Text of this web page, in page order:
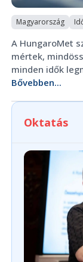
Magyarország
A HungaroMet
mértek,
minden idők
Bővebben...
Oktatás